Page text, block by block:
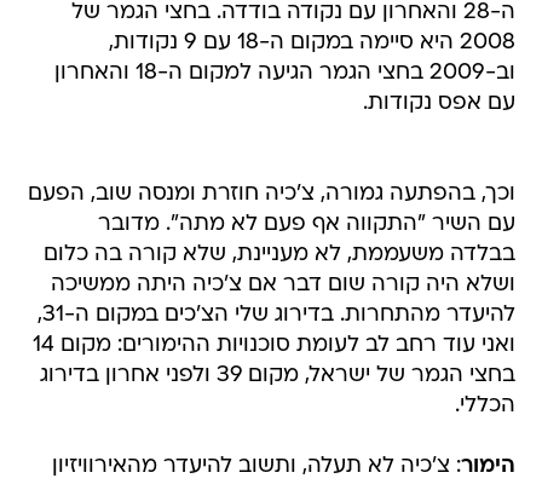
ה-28 והאחרון עם נקודה בודדה. בחצי הגמר של
2008 היא סיימה במקום ה-18 עם 9 נקודות,
וב-2009 בחצי הגמר הגיעה למקום ה-18 והאחרון
עם אפס נקודות.
וכך, בהפתעה גמורה, צ'כיה חוזרת ומנסה שוב, הפעם
עם השיר "התקווה אף פעם לא מתה". מדובר
בבלדה משעממת, לא מעניינת, שלא קורה בה כלום
ושלא היה קורה שום דבר אם צ'כיה היתה ממשיכה
להיעדר מהתחרות. בדירוג שלי הצ'כים במקום ה-31,
ואני עוד רחב לב לעומת סוכנויות ההימורים: מקום 14
בחצי הגמר של ישראל, מקום 39 ולפני אחרון בדירוג
הכללי.
הימור: צ'כיה לא תעלה, ותשוב להיעדר מהאירוויזיון